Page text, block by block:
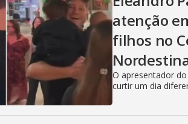
oatenção
filhos no
O apresentador
curtir um dia